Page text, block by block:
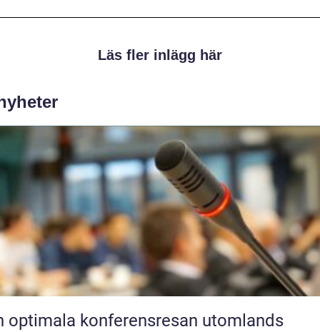
Läs fler inlägg här
optimala konferensresan utomlands